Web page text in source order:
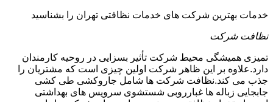
خدمات بهترین شرکت های خدمات نظافتی تهران را بشناسید
نظافت شرکت
تمیزی همیشگی محیط شرکت تأثیر بسزایی در روحیه کارمندان
دارد.علاوه بر این ظاهر شرکت اولین چیزی است که مشتریان را
جذب می کند.نظافت شرکت ها شامل جاروکشی طی کشی
جابجایی زباله ها غبارروبی شستشوی سرویس های بهداشتی